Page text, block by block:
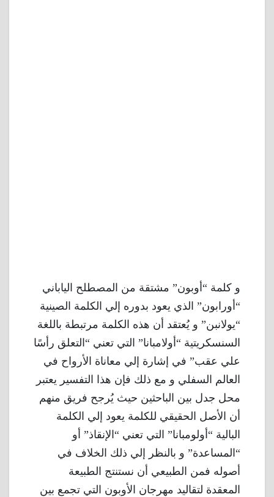
و كلمة “أوبون” مشتقة من المصطلح الياباني
“أورابون” الذي يعود بدوره إلي الكلمة الصينية
“يولانبن” و يُعتقد أن هذه الكلمة مرتبطة باللغة
السنسكريتية “أولامبانا” التي تعني “التعلق رأسًا
علي عقب” في إشارة إلي معاناة الأرواح في
العالم السفلي و مع ذلك فإن هذا التفسير يعتبر
محل جدل بين الباحثين حيث يُرجح فريق منهم
أن الأصل الحقيقي للكلمة يعود إلي الكلمة
البالية “أولومبانا” التي تعني “الإنقاذ” أو
“المساعدة” و بالنظر إلي ذلك الخلاف في
أصوله فمن الطبيعي أن نستنتج الطبيعة
المعقدة لتقاليد مهرجان الأوبون التي تجمع بين